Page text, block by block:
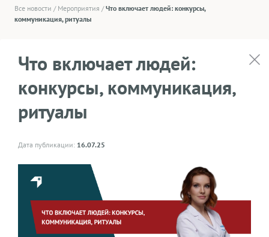
Все новости / Мероприятия /Что включает людей: конкурсы,
коммуникация, ритуалы
Что включает людей:
конкурсы, коммуникация,
ритуалы
Дата публикации: 16.07.25